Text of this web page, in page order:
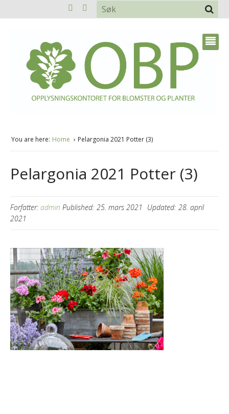
You are here: Home Pelargonia 2021 Potter (3)
Pelargonia 2021 Potter (3)
Forfatter: admin Published: 25. mars 2021 Updated: 28. april
2021